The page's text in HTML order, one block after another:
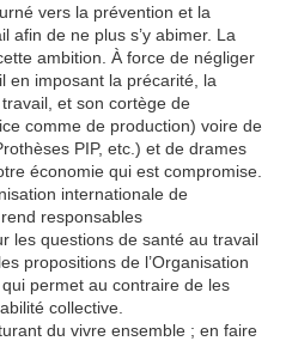
vers la prévention et la
afin de ne plus s’y abimer. La
ambition. À force de négliger
en imposant la précarité, la
et son cortège de
comme de production) voire de
PIP, etc.) et de drames
économie qui est compromise.
internationale de
responsables
les questions de santé au travail
propositions de l’Organisation
permet au contraire de les
collective.
du vivre ensemble ; en faire